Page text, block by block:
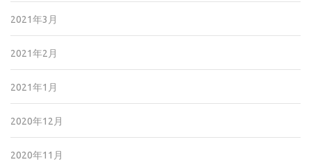
2021年3月
2021年2月
2021年1月
2020年12月
2020年11月